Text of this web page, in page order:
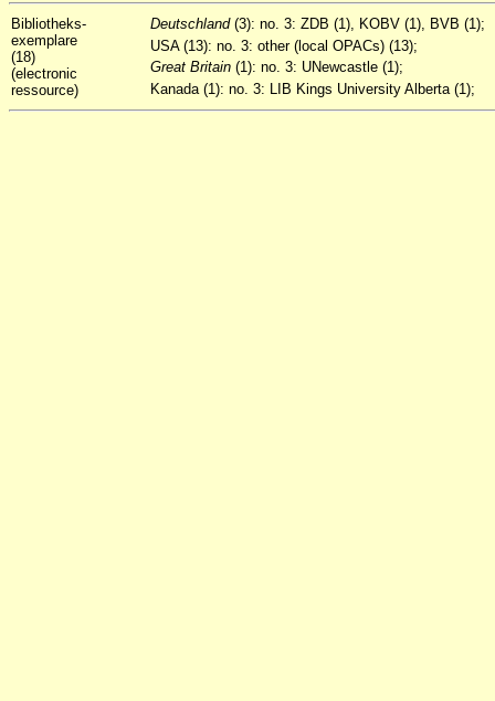
Bibliotheks-
exemplare
(18)
(electronic
ressource)
Deutschland (3): no. 3: ZDB (1), KOBV (1), BVB (1);
USA (13): no. 3: other (local OPACs) (13);
Great Britain (1): no. 3: UNewcastle (1);
Kanada (1): no. 3: LIB Kings University Alberta (1);